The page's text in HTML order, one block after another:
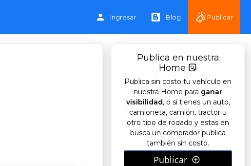
Ingresar Blog Publicar
Publica en nuestra
Home
Publica sin costo tu vehículo en
nuestra Home para ganar
visibilidad, o si tienes un auto,
camioneta, camión, tractor u
otro tipo de rodado y estas en
busca un comprador publica
también sin costo.
Publicar